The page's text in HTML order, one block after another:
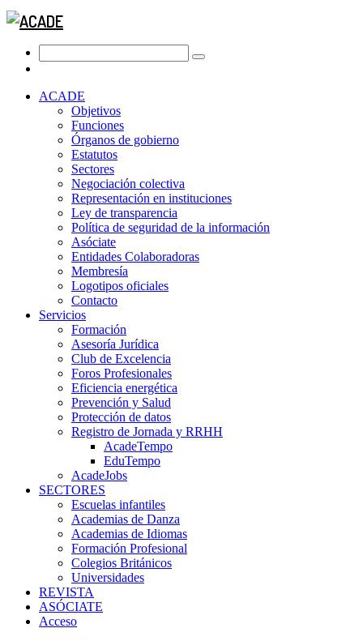
ACADE
Objetivos
Funciones
Órganos de gobierno
Estatutos
Sectores
Negociación colectiva
Representación en instituciones
Ley de transparencia
Política de seguridad de la información
Asóciate
Entidades Colaboradoras
Membresía
Logotipos oficiales
Contacto
Servicios
Formación
Asesoría Jurídica
Club de Excelencia
Foros Profesionales
Eficiencia energética
Prevención y Salud
Protección de datos
Registro de Jornada y RRHH
AcadeTempo
EduTempo
AcadeJobs
SECTORES
Escuelas infantiles
Academias de Danza
Academias de Idiomas
Formación Profesional
Colegios Británicos
Universidades
REVISTA
ASÓCIATE
Acceso